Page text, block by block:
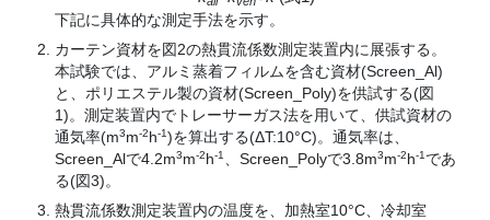
下記に具体的な測定手法を示す。
カーテン資材を図2の熱貫流係数測定装置内に展張する。
本試験では、アルミ蒸着フィルムを含む資材(Screen_Al)
と、ポリエステル製の資材(Screen_Poly)を供試する(図
1)。測定装置内でトレーサーガス法を用いて、供試資材の
通気率(m3m-2h-1)を算出する(ΔT:10°C)。通気率は、
Screen_Alで4.2m3m-2h-1 、Screen_Polyで3.8m3m-2h-1 であ
る(図3)。
熱貫流係数測定装置内の温度を、加熱室10°C、冷却室